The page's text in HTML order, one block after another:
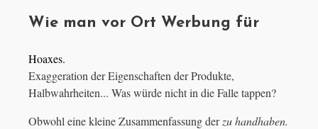
Wie man vor Ort Werbung für
Hoaxes.
Exaggeration der Eigenschaften der Produkte,
Halbwahrheiten... Was würde nicht in die Falle tappen?
Obwohl eine kleine Zusammenfassung derzu handhaben.